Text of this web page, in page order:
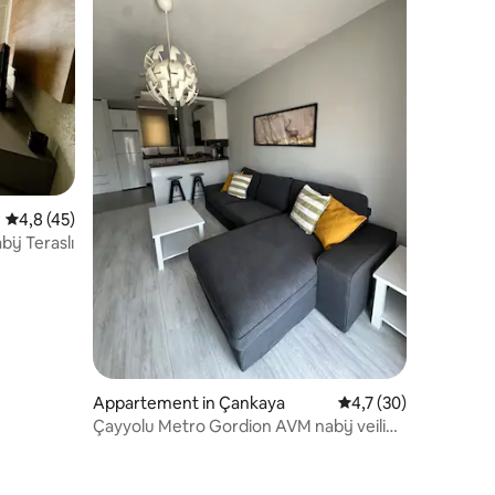
Gemiddelde beoordeling van 4,8 uit 5, 45 recensies
4,8 (45)
Teraslı
Appartement in Çankaya Gemiddelde
4,7 (30)
Çayyolu Metro Gordion AVM nabij veilig